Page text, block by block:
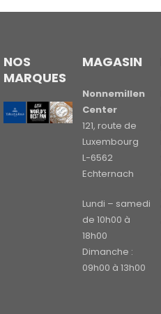
NOS
MARQUES
MAGASIN
Nonnemillen
Center
121, route de
Luxembourg
L-6562
Echternach
Lundi – samedi
de 10h00 à
18h00
Dimanche :
09h00 à 13h00